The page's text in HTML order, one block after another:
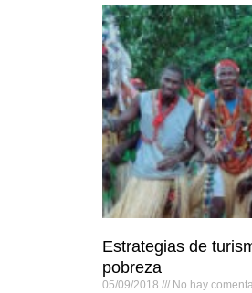
Estrategias de
pobreza
05/09/2018 No hay